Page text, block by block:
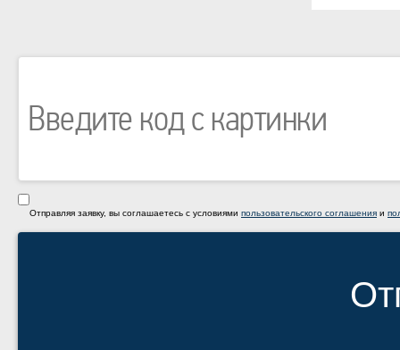
Отправляя заявку, вы соглашаетесь с условиями пользовательского соглашения и